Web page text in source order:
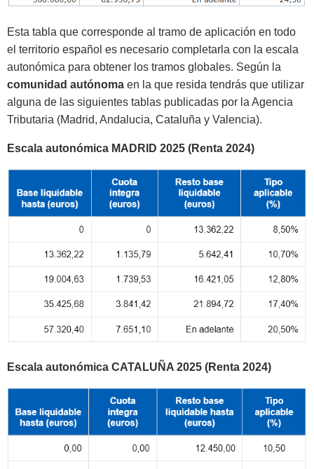
Esta tabla que corresponde al tramo de aplicación en todo
el territorio español es necesario completarla con la escala
autonómica para obtener los tramos globales. Según la
comunidad autónoma en la que resida tendrás que utilizar
alguna de las siguientes tablas publicadas por la Agencia
Tributaria (Madrid, Andalucia, Cataluña y Valencia).
Escala autonómica MADRID 2025 (Renta 2024)
Escala autonómica CATALUÑA 2025 (Renta 2024)